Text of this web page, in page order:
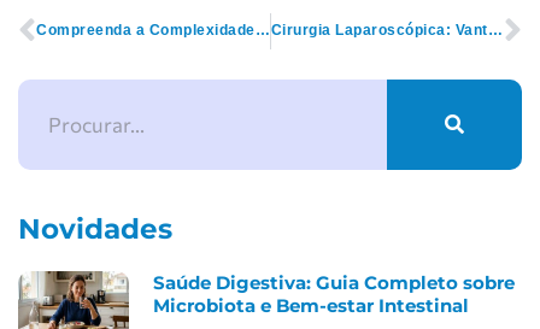
Compreenda a Complexidade e a Relevância da Cirurgia do Aparelho Digestivo Cirurgia Laparoscópica: Vantagens, Desvantagens e Contraindicações na Videolaparoscopia
Novidades
Saúde Digestiva: Guia Completo sobre
Microbiota e Bem-estar Intestinal